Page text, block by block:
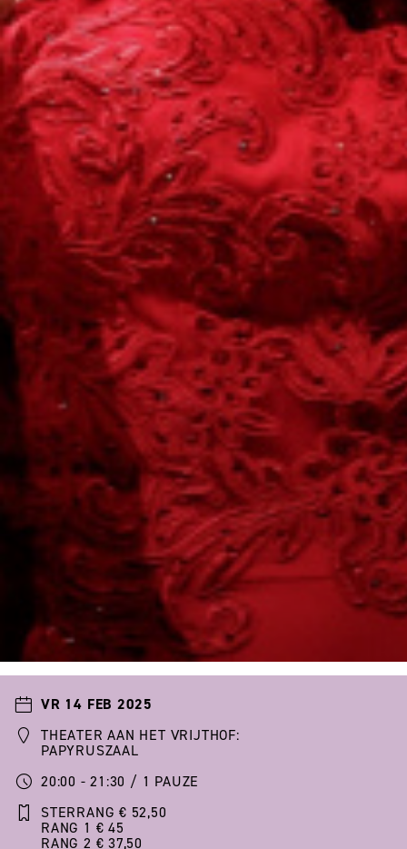
VR 14 FEB 2025
THEATER AAN HET VRIJTHOF:
PAPYRUSZAAL
20:00 - 21:30 / 1 PAUZE
STERRANG € 52,50
RANG 1 € 45
RANG 2 € 37,50